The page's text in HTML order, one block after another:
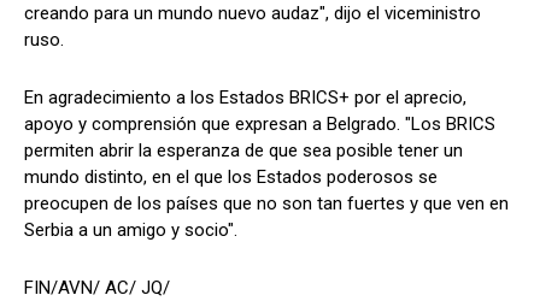
creando para un mundo nuevo audaz", dijo el viceministro
ruso.
En agradecimiento a los Estados BRICS+ por el aprecio,
apoyo y comprensión que expresan a Belgrado. "Los BRICS
permiten abrir la esperanza de que sea posible tener un
mundo distinto, en el que los Estados poderosos se
preocupen de los países que no son tan fuertes y que ven en
Serbia a un amigo y socio".
FIN/AVN/ AC/ JQ/